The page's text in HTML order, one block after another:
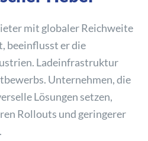
mit globaler Reichweite
beeinflusst er die
Ladeinfrastruktur
Unternehmen, die
Lösungen setzen,
Rollouts und geringerer